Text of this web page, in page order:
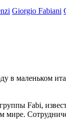
Giorgio Fabiani
в маленьком
Fabi,